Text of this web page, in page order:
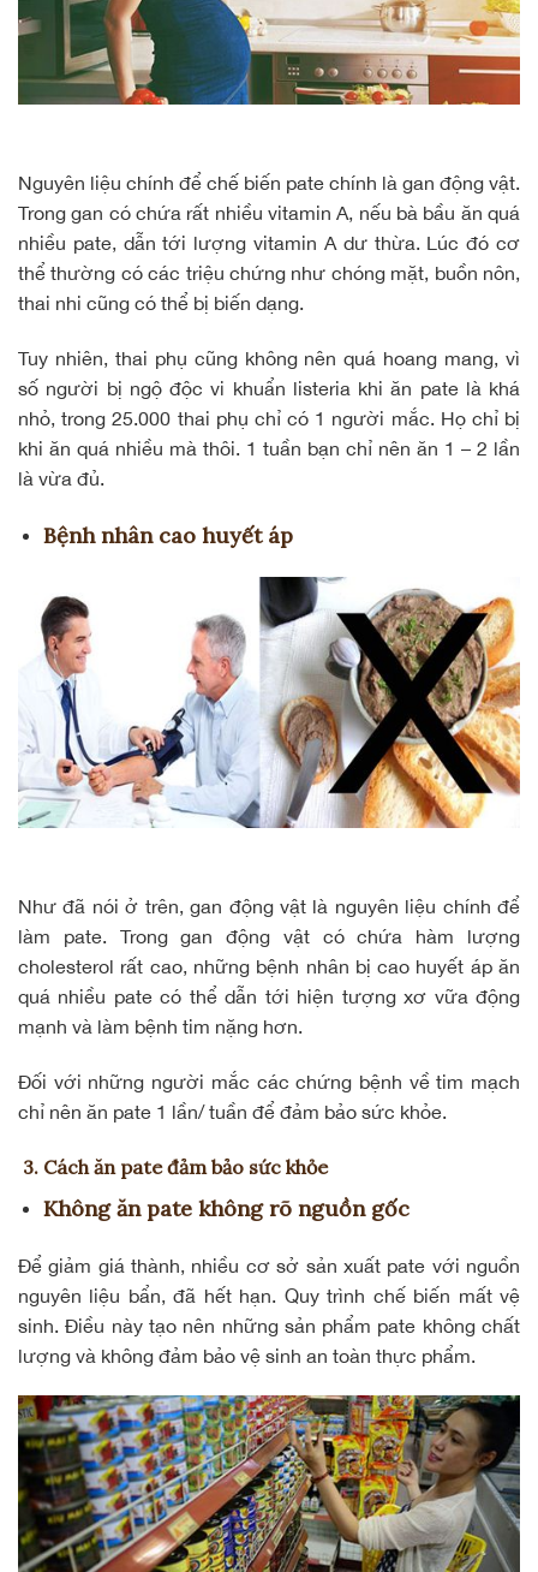
Nguyên liệu chính để chế biến pate chính là gan động vật.
Trong gan có chứa rất nhiều vitamin A, nếu bà bầu ăn quá
nhiều pate, dẫn tới lượng vitamin A dư thừa. Lúc đó cơ
thể thường có các triệu chứng như chóng mặt, buồn nôn,
thai nhi cũng có thể bị biến dạng.
Tuy nhiên, thai phụ cũng không nên quá hoang mang, vì
số người bị ngộ độc vi khuẩn listeria khi ăn pate là khá
nhỏ, trong 25.000 thai phụ chỉ có 1 người mắc. Họ chỉ bị
khi ăn quá nhiều mà thôi. 1 tuần bạn chỉ nên ăn 1 – 2 lần
là vừa đủ.
Bệnh nhân cao huyết áp
Như đã nói ở trên, gan động vật là nguyên liệu chính để
làm pate. Trong gan động vật có chứa hàm lượng
cholesterol rất cao, những bệnh nhân bị cao huyết áp ăn
quá nhiều pate có thể dẫn tới hiện tượng xơ vữa động
mạnh và làm bệnh tim nặng hơn.
Đối với những người mắc các chứng bệnh về tim mạch
chỉ nên ăn pate 1 lần/ tuần để đảm bảo sức khỏe.
3. Cách ăn pate đảm bảo sức khỏe
Không ăn pate không rõ nguồn gốc
Để giảm giá thành, nhiều cơ sở sản xuất pate với nguồn
nguyên liệu bẩn, đã hết hạn. Quy trình chế biến mất vệ
sinh. Điều này tạo nên những sản phẩm pate không chất
lượng và không đảm bảo vệ sinh an toàn thực phẩm.